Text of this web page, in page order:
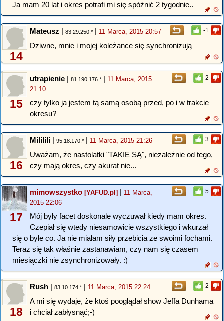
Ja mam 20 lat i okres potrafi mi się spóźnić 2 tygodnie..
-1
14
Mateusz | 83.29.250.* | 11 Marca, 2015 20:57
Dziwne, mnie i mojej koleżance się synchronizują
2
15
utrapienie | 81.190.176.* | 11 Marca, 2015
21:10
czy tylko ja jestem tą samą osobą przed, po i w trakcie
okresu?
3
16
Mililili | 95.18.170.* | 11 Marca, 2015 21:26
Uważam, że nastolatki "TAKIE SĄ", niezależnie od tego,
czy mają okres, czy akurat nie...
5
17
mimowszystko [YAFUD.pl] | 11 Marca,
2015 22:06
Mój były facet doskonale wyczuwał kiedy mam okres.
Czepiał się wtedy niesamowicie wszystkiego i wkurzał
się o byle co. Ja nie miałam siły przebicia ze swoimi fochami.
Teraz się tak właśnie zastanawiam, czy nam się czasem
miesiączki nie zsynchronizowały. :)
2
18
Rush | 83.10.174.* | 11 Marca, 2015 22:24
A mi się wydaje, że ktoś pooglądał show Jeffa Dunhama
i chciał zabłysnąć;-)